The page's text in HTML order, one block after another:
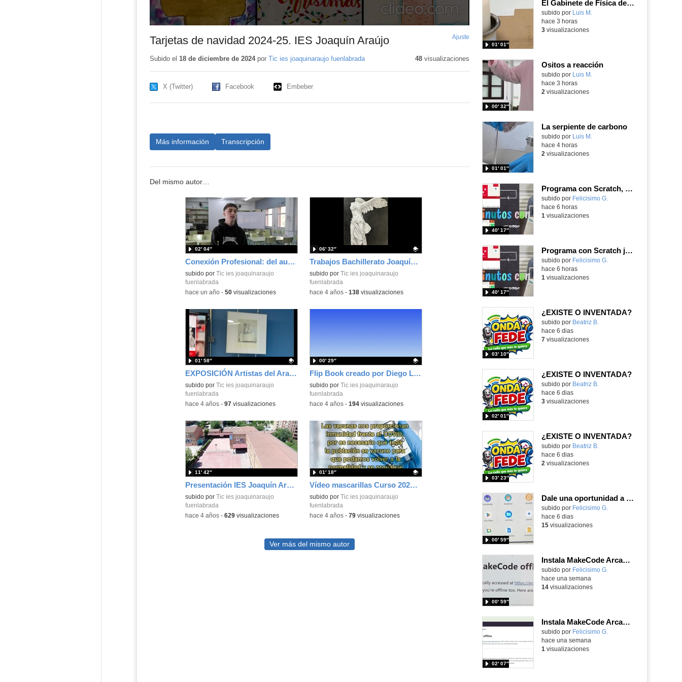
Tarjetas de navidad 2024-25. IES Joaquín Araújo Ajuste
pantalla
Subido el 18 de diciembre de 2024por Tic ies joaquinaraujo fuenlabrada 48visualizaciones
X (Twitter) Facebook Embeber
Más información Transcripción
Del mismo autor…
Conexión Profesional: del aula al mundo real
subido por
Tic ies joaquinaraujo
fuenlabrada
02′ 04″
-hace un año- 50visualizaciones
Trabajos Bachillerato Joaquín Araújo 2021-22
Contenido educativo.
subido por
Tic ies joaquinaraujo
fuenlabrada
06′ 32″
-hace 4 años- 138visualizaciones
EXPOSICIÓN Artistas del Araújo 2022.mp4
Contenido educativo.
subido por
Tic ies joaquinaraujo
fuenlabrada
01′ 58″
-hace 4 años- 97 visualizaciones
Flip Book creado por Diego López
Contenido educativo.
subido por
Tic ies joaquinaraujo
fuenlabrada
00′ 29″
-hace 4 años- 194visualizaciones
Presentación IES Joaquín Araújo
subido por
Tic ies joaquinaraujo
fuenlabrada
11′ 42″
-hace 4 años- 629visualizaciones
Vídeo mascarillas Curso 2021-22
Contenido educativo.
subido por
Tic ies joaquinaraujo
fuenlabrada
01′ 18″
-hace 4 años- 79visualizaciones
Ver más del mismo autor
El Gabinete de Física del IES Enrique Tierno Galván de Parla (Curso 25-26)
Contenido educativo.
subido por Luis M.
01′ 01″
hace 3 horas
3visualizaciones
Ositos a reacción
Contenido educativo.
subido por Luis M.
00′ 32″
hace 3 horas
2 visualizaciones
La serpiente de carbono
Contenido educativo.
subido por Luis M.
01′ 01″
hace 4 horas
2 visualizaciones
Programa con Scratch, 8 diferentes juegos para vivir la emoción de los partidos de España en el mundial 2026
Contenido educativo.
subido por Felicisimo G.
40′ 17″
hace 6 horas
1 visualizaciones
Programa con Scratch juegos con los partidos del mundial 2026 ganados por España
Contenido educativo.
subido por Felicisimo G.
40′ 17″
hace 6 horas
1 visualizaciones
¿EXISTE O INVENTADA?
Contenido educativo.
subido por Beatriz B.
03′ 10″
hace 6 dias
7visualizaciones
¿EXISTE O INVENTADA?
Contenido educativo.
subido por Beatriz B.
02′ 01″
hace 6 dias
3visualizaciones
¿EXISTE O INVENTADA?
Contenido educativo.
subido por Beatriz B.
03′ 23″
hace 6 dias
2 visualizaciones
Dale una oportunidad a los Chromebooks y utiliza un proyector para realizar talleres si no tienes pantallas táctiles
Contenido educativo.
subido por Felicisimo G.
00′ 59″
hace 6 dias
15visualizaciones
Instala MakeCode Arcade para trabajar offline en tu tablet, ordenador, Chromebook
Contenido educativo.
subido por Felicisimo G.
00′ 59″
hace una semana
14visualizaciones
Instala MakeCode Arcade offline para programar grandes juegos sin necesidad de Internet
Contenido educativo.
subido por Felicisimo G.
02′ 07″
hace una semana
1 visualizaciones